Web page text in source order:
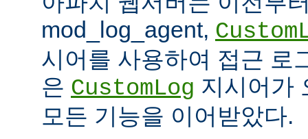
mod_log_agent,
시어를 사용하여 접근 로
은 CustomLog 지시어가
모든 기능을 이어받았다.